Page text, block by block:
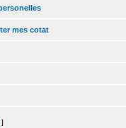
mes cotat
]